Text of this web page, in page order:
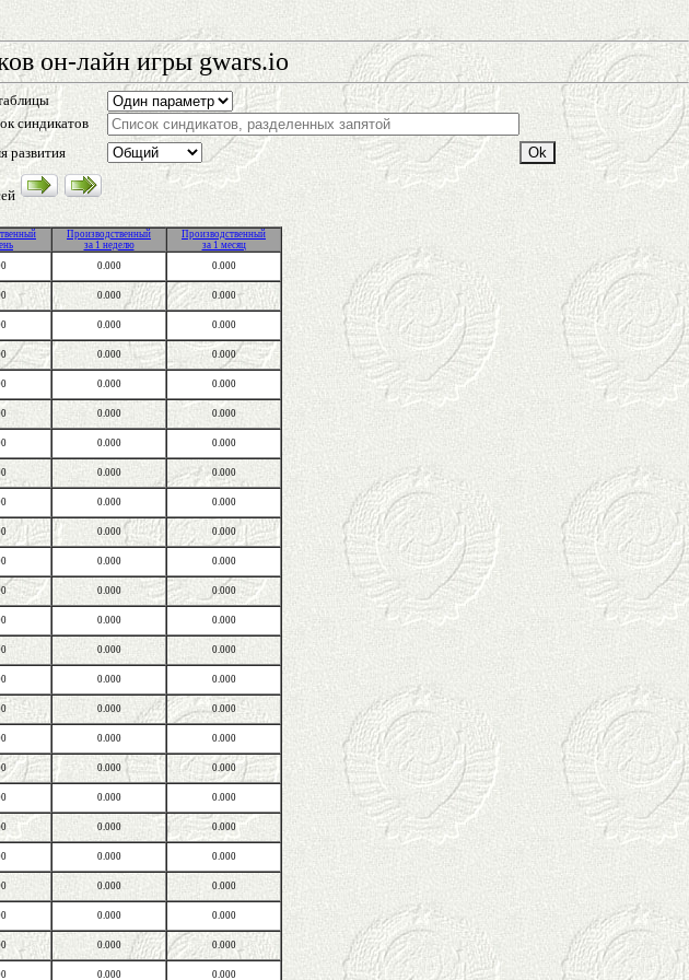
он-лайн игры gwars.io
синдикатов
развития
Производственный
за 1 неделю
Производственный
за 1 месяц
0.000 0.000
0.000 0.000
0.000 0.000
0.000 0.000
0.000 0.000
0.000 0.000
0.000 0.000
0.000 0.000
0.000 0.000
0.000 0.000
0.000 0.000
0.000 0.000
0.000 0.000
0.000 0.000
0.000 0.000
0.000 0.000
0.000 0.000
0.000 0.000
0.000 0.000
0.000 0.000
0.000 0.000
0.000 0.000
0.000 0.000
0.000 0.000
0.000 0.000